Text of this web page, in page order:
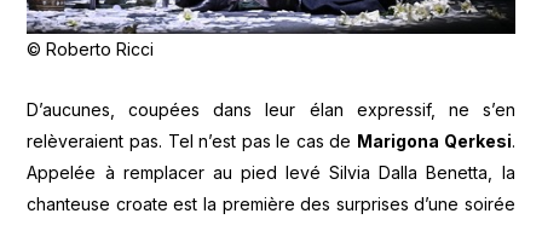
© Roberto Ricci
D’aucunes, coupées dans leur élan expressif, ne s’en
relèveraient pas. Tel n’est pas le cas de Marigona Qerkesi.
Appelée à remplacer au pied levé Silvia Dalla Benetta, la
chanteuse croate est la première des surprises d’une soirée